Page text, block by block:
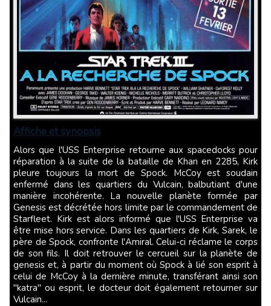
Affiche et synopsis
Alors que l'USS Enterprise retourne aux spacedocks pour
réparation à la suite de la bataille de Khan en 2285, Kirk
pleure toujours la mort de Spock. McCoy est soudain
enfermé dans les quartiers du Vulcain, balbutiant d'une
manière incohérente. La nouvelle planète formée par
Genesis est décrétée hors limite par le commandement de
Starfleet. Kirk est alors informé que l'USS Enterprise va
être mise hors service. Dans les quartiers de Kirk, Sarek, le
père de Spock, confronte l'Amiral. Celui-ci réclame le corps
de son fils. Il doit retrouver le cercueil sur la planète de
genesis et, à partir du moment où Spock à lié son esprit à
celui de McCoy à la dernière minute, transférant ainsi son
"katra" ou esprit, le docteur doit également retourner sur
Vulcain...